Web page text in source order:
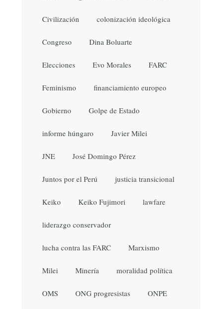
Civilización colonización ideológica
Congreso Dina Boluarte
Elecciones Evo Morales FARC
Feminismo financiamiento europeo
Gobierno Golpe de Estado
informe húngaro Javier Milei
JNE José Domingo Pérez
Juntos por el Perú justicia transicional
Keiko Keiko Fujimori lawfare
liderazgo conservador
lucha contra las FARC Marxismo
Milei Minería moralidad política
OMS ONG progresistas ONPE